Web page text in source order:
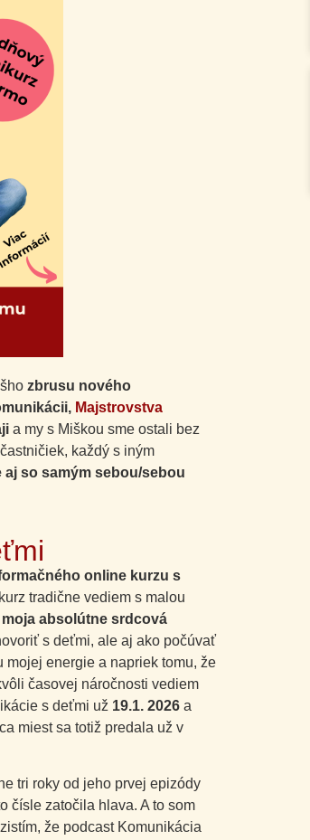
zbrusu nového
Majstrovstva
a my s Miškou sme ostali bez
každý s iným
so samým sebou/sebou
online kurzu s
tradične vediem s malou
moja absolútne srdcová
s deťmi, ale aj ako počúvať
mojej energie a napriek tomu, že
časovej náročnosti vediem
s deťmi už 19.1. 2026 a
miest sa totiž predala už v
tri roky od jeho prvej epizódy
čísle zatočila hlava. A to som
že podcast Komunikácia